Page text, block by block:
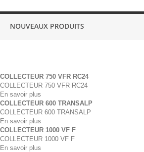
NOUVEAUX PRODUITS
COLLECTEUR 750 VFR RC24
COLLECTEUR 750 VFR RC24
En savoir plus
COLLECTEUR 600 TRANSALP
COLLECTEUR 600 TRANSALP
En savoir plus
COLLECTEUR 1000 VF F
COLLECTEUR 1000 VF F
En savoir plus